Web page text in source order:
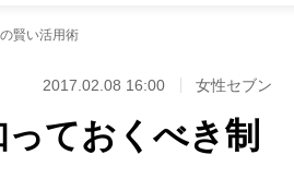
賢い活用術
2017.02.08 16:00 女性セブン
っておくべき制